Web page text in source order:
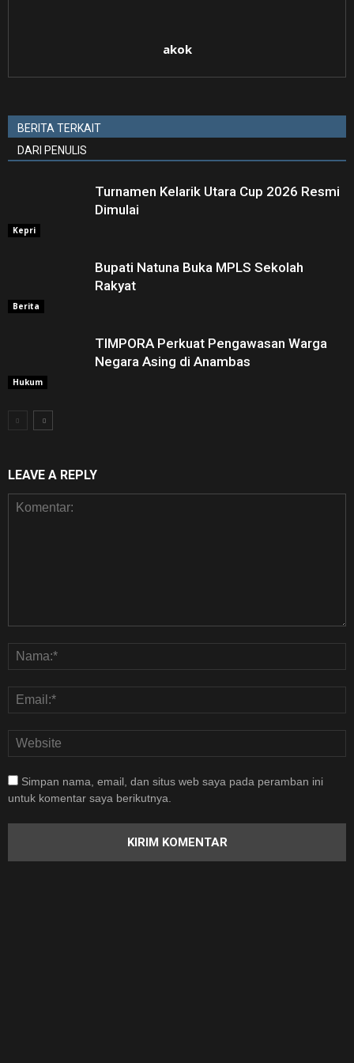
akok
BERITA TERKAIT
DARI PENULIS
Kepri
Turnamen Kelarik Utara Cup 2026 Resmi
Dimulai
Berita
Bupati Natuna Buka MPLS Sekolah
Rakyat
Hukum
TIMPORA Perkuat Pengawasan Warga
Negara Asing di Anambas ‎
LEAVE A REPLY
Simpan nama, email, dan situs web saya pada peramban ini
untuk komentar saya berikutnya.